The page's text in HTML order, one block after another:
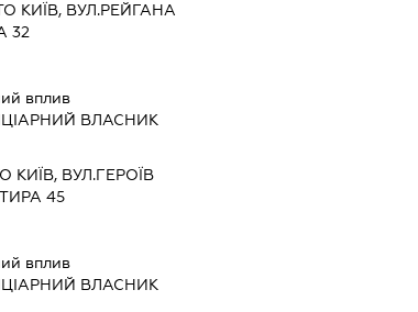
КИЇВ, ВУЛ.РЕЙГАНА
32
вплив
ВЛАСНИК
КИЇВ, ВУЛ.ГЕРОЇВ
45
вплив
ВЛАСНИК